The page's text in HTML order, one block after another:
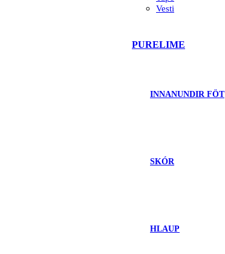
Vesti
PURELIME
INNANUNDIR FÖT
SKÓR
HLAUP